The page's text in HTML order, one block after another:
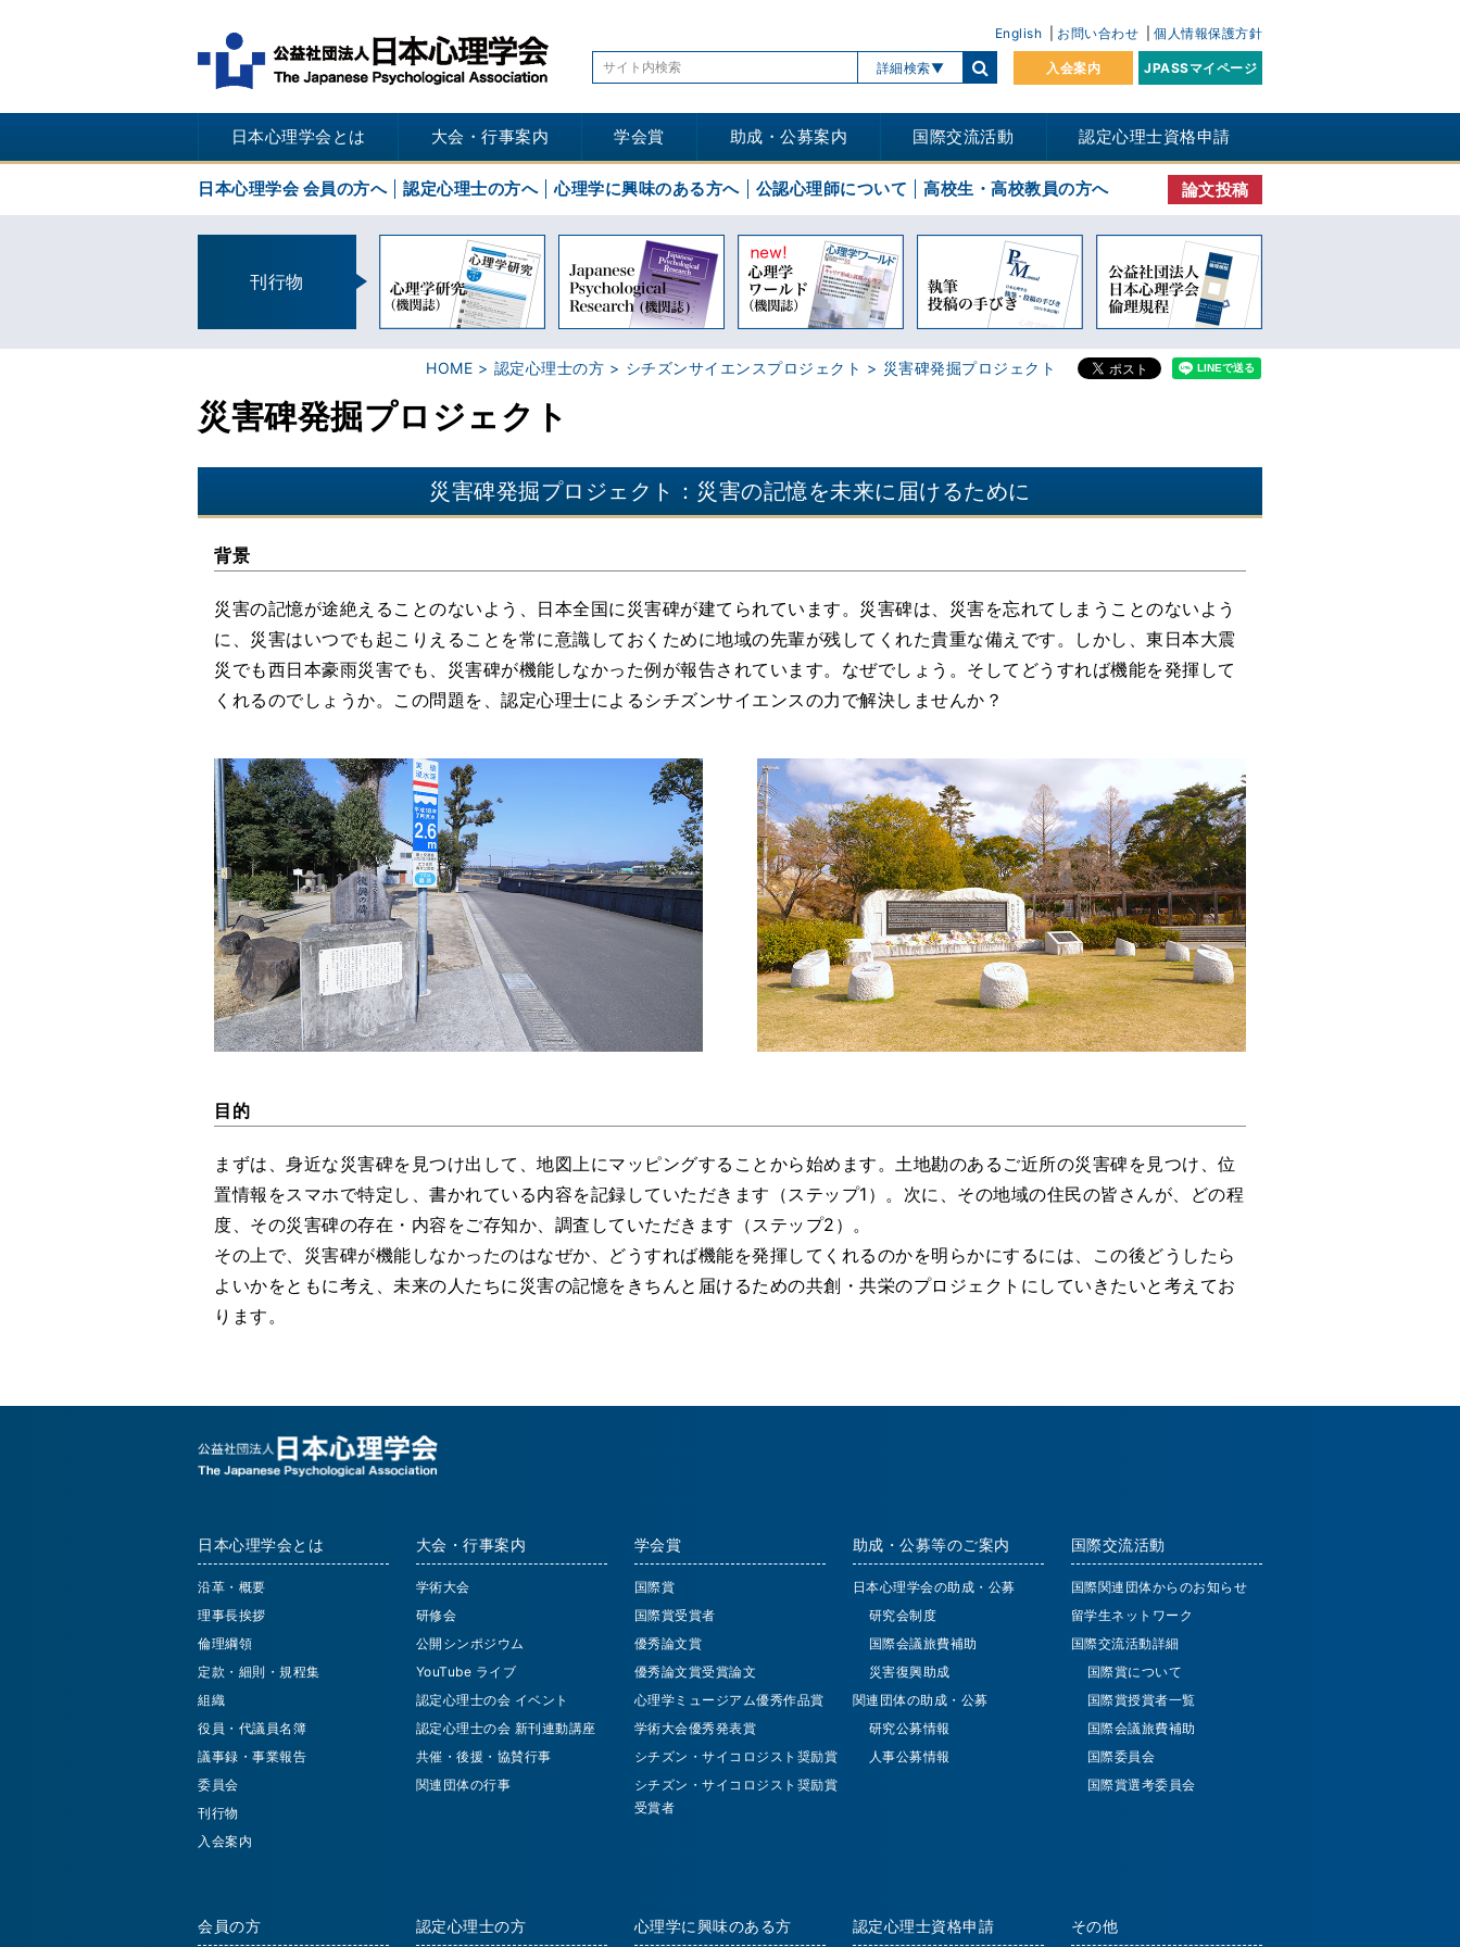
English お問い合わせ 個人情報保護方針
詳細検索 入会案内 JPASSマイページ
日本心理学会とは 大会・行事案内 学会賞 助成・公募案内 国際交流活動 認定心理士資格申請
日本心理学会 会員の方へ 認定心理士の方へ 心理学に興味のある方へ 公認心理師について 高校生・高校教員の方へ 論文投稿
刊行物
HOME 認定心理士の方 シチズンサイエンスプロジェクト 災害碑発掘プロジェクト
災害碑発掘プロジェクト
災害碑発掘プロジェクト：災害の記憶を未来に届けるために
背景
災害の記憶が途絶えることのないよう、日本全国に災害碑が建てられています。災害碑は、災害を忘れてしまうことのないよう
に、災害はいつでも起こりえることを常に意識しておくために地域の先輩が残してくれた貴重な備えです。しかし、東日本大震
災でも西日本豪雨災害でも、災害碑が機能しなかった例が報告されています。なぜでしょう。そしてどうすれば機能を発揮して
くれるのでしょうか。この問題を、認定心理士によるシチズンサイエンスの力で解決しませんか？
目的
まずは、身近な災害碑を見つけ出して、地図上にマッピングすることから始めます。土地勘のあるご近所の災害碑を見つけ、位
置情報をスマホで特定し、書かれている内容を記録していただきます（ステップ1）。次に、その地域の住民の皆さんが、どの程
度、その災害碑の存在・内容をご存知か、調査していただきます（ステップ2）。
その上で、災害碑が機能しなかったのはなぜか、どうすれば機能を発揮してくれるのかを明らかにするには、この後どうしたら
よいかをともに考え、未来の人たちに災害の記憶をきちんと届けるための共創・共栄のプロジェクトにしていきたいと考えてお
ります。
日本心理学会とは
沿革・概要
理事長挨拶
倫理綱領
定款・細則・規程集
組織
役員・代議員名簿
議事録・事業報告
委員会
刊行物
入会案内
大会・行事案内
学術大会
研修会
公開シンポジウム
YouTube ライブ
認定心理士の会 イベント
認定心理士の会 新刊連動講座
共催・後援・協賛行事
関連団体の行事
学会賞
国際賞
国際賞受賞者
優秀論文賞
優秀論文賞受賞論文
心理学ミュージアム優秀作品賞
学術大会優秀発表賞
シチズン・サイコロジスト奨励賞
シチズン・サイコロジスト奨励賞
受賞者
助成・公募等のご案内
日本心理学会の助成・公募
研究会制度
国際会議旅費補助
災害復興助成
関連団体の助成・公募
研究公募情報
人事公募情報
国際交流活動
国際関連団体からのお知らせ
留学生ネットワーク
国際交流活動詳細
国際賞について
国際賞授賞者一覧
国際会議旅費補助
国際委員会
国際賞選考委員会
会員の方 認定心理士の方 心理学に興味のある方 認定心理士資格申請 その他